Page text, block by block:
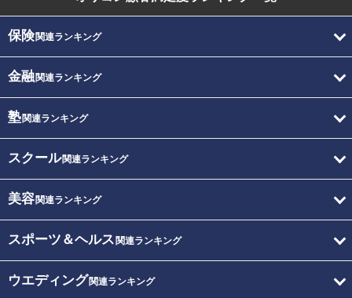
保険関連ランキング
金融関連ランキング
塾関連ランキング
スクール関連ランキング
美容関連ランキング
スポーツ＆ヘルス 関連ランキング
ウエディング関連ランキング